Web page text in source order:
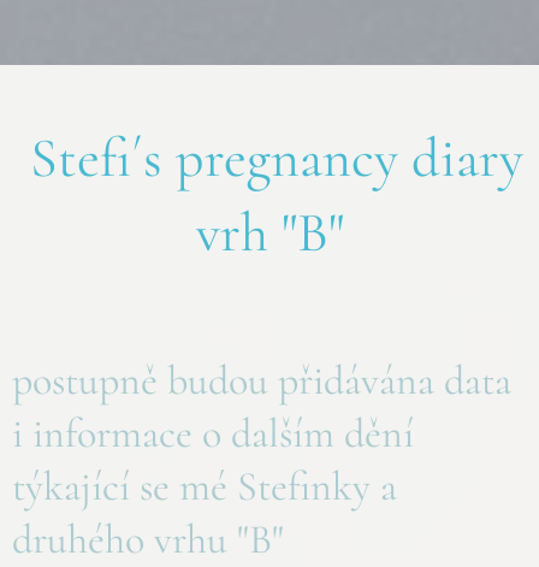
Stefi´s pregnancy diary
vrh "B"
postupně budou přidávána data
i informace o dalším dění
týkající se mé Stefinky a
druhého vrhu "B"